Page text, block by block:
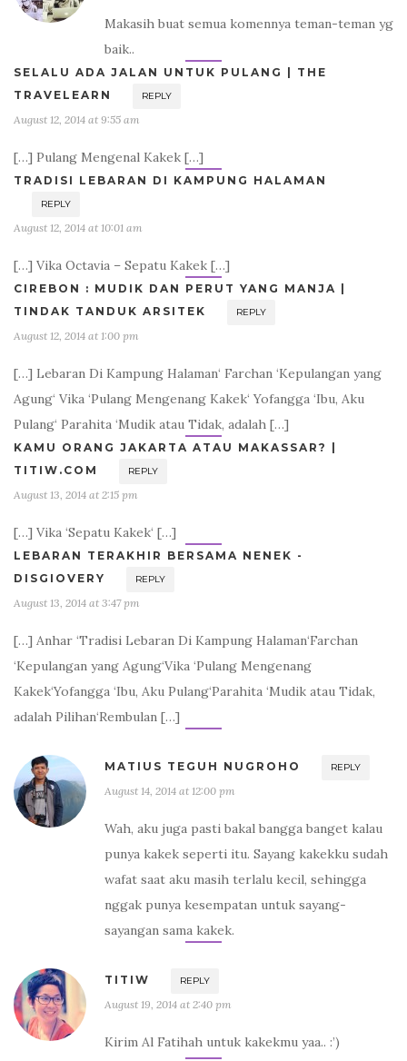
Makasih buat semua komennya teman-teman yg
baik..
SELALU ADA JALAN UNTUK PULANG | THE
TRAVELEARN
REPLY
August 12, 2014 at 9:55 am
[…] Pulang Mengenal Kakek […]
TRADISI LEBARAN DI KAMPUNG HALAMAN
REPLY
August 12, 2014 at 10:01 am
[…] Vika Octavia – Sepatu Kakek […]
CIREBON : MUDIK DAN PERUT YANG MANJA |
TINDAK TANDUK ARSITEK
REPLY
August 12, 2014 at 1:00 pm
[…] Lebaran Di Kampung Halaman‘ Farchan ‘Kepulangan yang
Agung‘ Vika ‘Pulang Mengenang Kakek‘ Yofangga ‘Ibu, Aku
Pulang‘ Parahita ‘Mudik atau Tidak, adalah […]
KAMU ORANG JAKARTA ATAU MAKASSAR? |
TITIW.COM
REPLY
August 13, 2014 at 2:15 pm
[…] Vika ‘Sepatu Kakek‘ […]
LEBARAN TERAKHIR BERSAMA NENEK -
DISGIOVERY
REPLY
August 13, 2014 at 3:47 pm
[…] Anhar ‘Tradisi Lebaran Di Kampung Halaman‘Farchan
‘Kepulangan yang Agung‘Vika ‘Pulang Mengenang
Kakek‘Yofangga ‘Ibu, Aku Pulang‘Parahita ‘Mudik atau Tidak,
adalah Pilihan‘Rembulan […]
MATIUS TEGUH NUGROHO REPLY
August 14, 2014 at 12:00 pm
Wah, aku juga pasti bakal bangga banget kalau
punya kakek seperti itu. Sayang kakekku sudah
wafat saat aku masih terlalu kecil, sehingga
nggak punya kesempatan untuk sayang-
sayangan sama kakek.
TITIW REPLY
August 19, 2014 at 2:40 pm
Kirim Al Fatihah untuk kakekmu yaa.. :’)